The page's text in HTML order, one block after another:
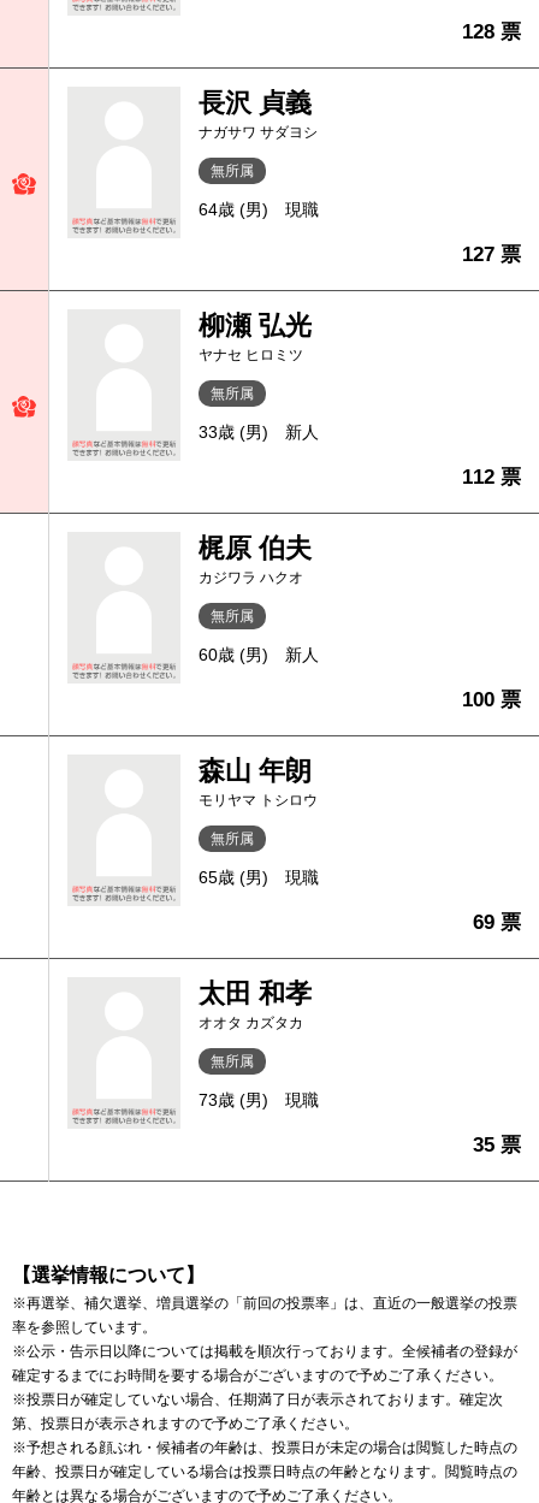
128 票
長沢 貞義
ナガサワ サダヨシ
無所属
64歳 (男) 現職
127 票
柳瀬 弘光
ヤナセ ヒロミツ
無所属
33歳 (男) 新人
112 票
梶原 伯夫
カジワラ ハクオ
無所属
60歳 (男) 新人
100 票
森山 年朗
モリヤマ トシロウ
無所属
65歳 (男) 現職
69 票
太田 和孝
オオタ カズタカ
無所属
73歳 (男) 現職
35 票
【選挙情報について】
※再選挙、補欠選挙、増員選挙の「前回の投票率」は、直近の一般選挙の投票
率を参照しています。
※公示・告示日以降については掲載を順次行っております。全候補者の登録が
確定するまでにお時間を要する場合がございますので予めご了承ください。
※投票日が確定していない場合、任期満了日が表示されております。確定次
第、投票日が表示されますので予めご了承ください。
※予想される顔ぶれ・候補者の年齢は、投票日が未定の場合は閲覧した時点の
年齢、投票日が確定している場合は投票日時点の年齢となります。閲覧時点の
年齢とは異なる場合がございますので予めご了承ください。